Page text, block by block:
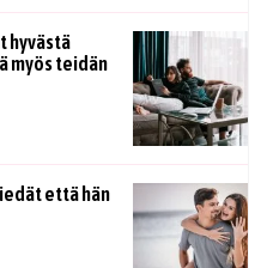
hyvästä
myös teidän
että hän